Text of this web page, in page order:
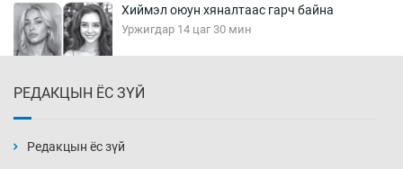
Хиймэл оюун хяналтаас гарч байна
Уржигдар 14 цаг 30 мин
Уржигдар 14 цаг 00 мин
РЕДАКЦЫН ЁС ЗҮЙ
Редакцын ёс зүй